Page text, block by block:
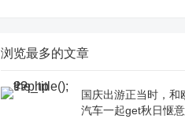
浏览最多的文章
国庆出游正当时，和
汽车一起get秋日惬